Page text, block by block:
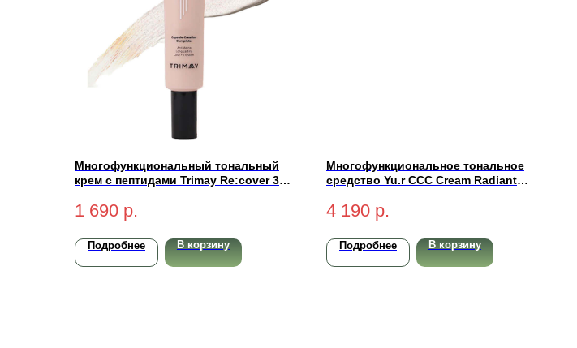
Многофункциональный тональный
крем с пептидами Trimay Re:cover 3-
Light 30мл
1 690 р.
Подробнее В корзину
Многофункциональное тональное
средство Yu.r CCC Cream Radiant
натуральный) 50 мл
4 190 р.
Подробнее В корзину